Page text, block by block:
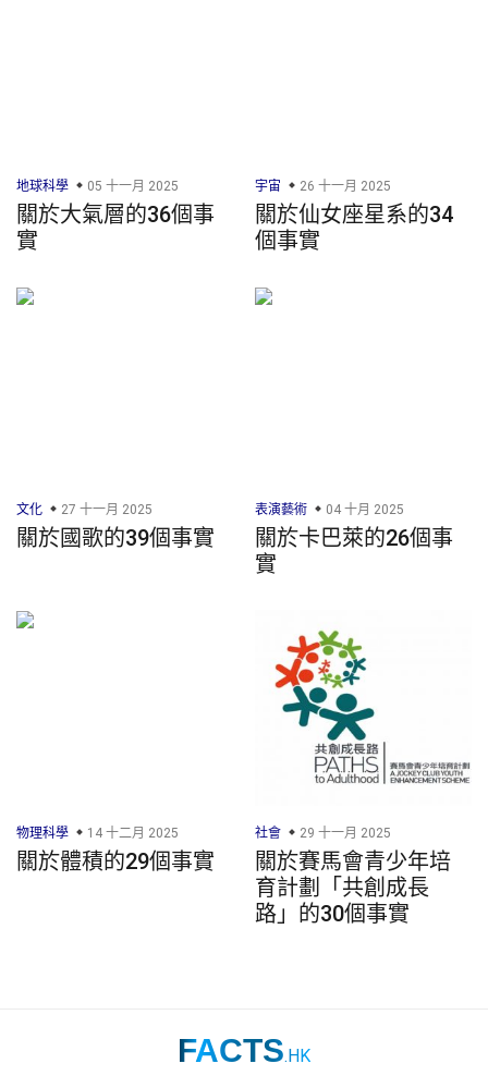
地球科學 05 十一月 2025
關於大氣層的36個事
實
宇宙 26 十一月 2025
關於仙女座星系的34
個事實
文化 27 十一月 2025
關於國歌的39個事實
表演藝術 04 十月 2025
關於卡巴萊的26個事
實
物理科學 14 十二月 2025
關於體積的29個事實
社會 29 十一月 2025
關於賽馬會青少年培
育計劃「共創成長
路」的30個事實
FACTS.HK